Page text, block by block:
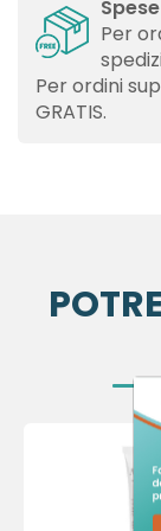
Crea
Crea
Nome lista
Accedi
Devi avere
prodotti
Per
Per ordini
GRATIS.